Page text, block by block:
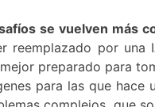
se vuelven más
reemplazado por una
preparado para
para las que hace